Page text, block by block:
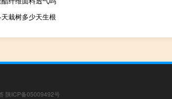
栽树多少天生根
陕ICP备05009492号